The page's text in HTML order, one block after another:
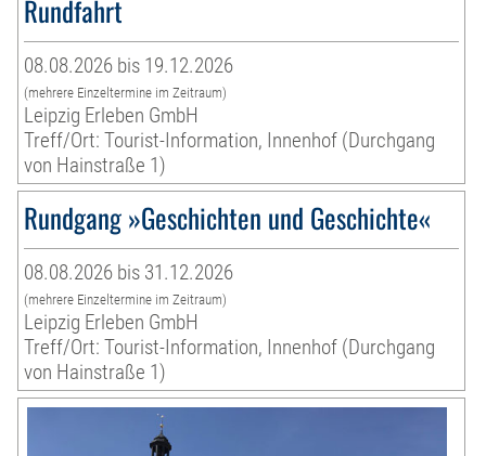
Rundfahrt
08.08.2026 bis 19.12.2026
(mehrere Einzeltermine im Zeitraum)
Leipzig Erleben GmbH
Treff/Ort: Tourist-Information, Innenhof (Durchgang
von Hainstraße 1)
Rundgang »Geschichten und Geschichte«
08.08.2026 bis 31.12.2026
(mehrere Einzeltermine im Zeitraum)
Leipzig Erleben GmbH
Treff/Ort: Tourist-Information, Innenhof (Durchgang
von Hainstraße 1)